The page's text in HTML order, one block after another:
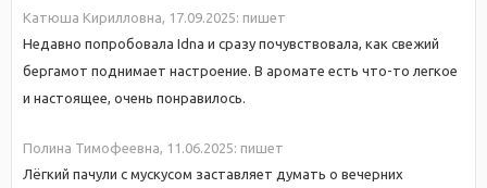
Катюша Кирилловна, 17.09.2025: пишет
Недавно попробовала Idna и сразу почувствовала, как свежий
бергамот поднимает настроение. В аромате есть что-то легкое
и настоящее, очень понравилось.
Полина Тимофеевна, 11.06.2025: пишет
Лёгкий пачули с мускусом заставляет думать о вечерних